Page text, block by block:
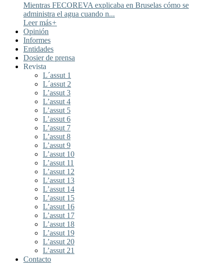
Mientras FECOREVA explicaba en Bruselas cómo se
administra el agua cuando n...
Leer más+
Opinión
Informes
Entidades
Dosier de prensa
Revista
L´assut 1
L´assut 2
L’assut 3
L’assut 4
L’assut 5
L’assut 6
L’assut 7
L’assut 8
L’assut 9
L’assut 10
L’assut 11
L’assut 12
L’assut 13
L’assut 14
L’assut 15
L’assut 16
L’assut 17
L’assut 18
L’assut 19
L’assut 20
L’assut 21
Contacto